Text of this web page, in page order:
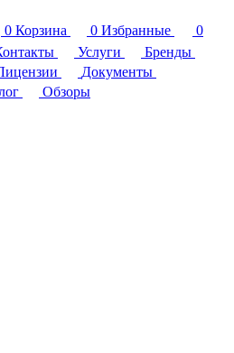
0 Корзина 0 Избранные
0
Услуги
Бренды
Документы
Обзоры